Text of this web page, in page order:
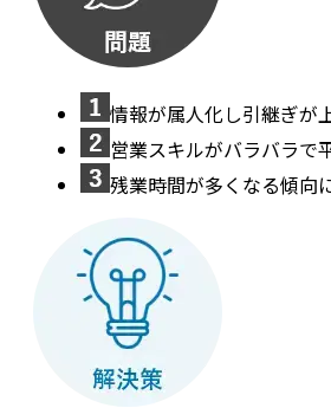
情報が属人化し引継ぎが
営業スキルがバラバラで
残業時間が多くなる傾向